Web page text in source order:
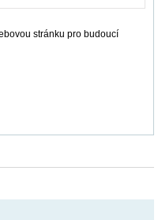
stránku pro budoucí